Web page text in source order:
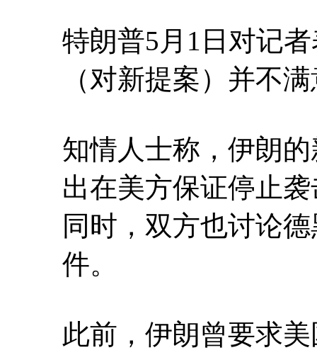
特朗普5月1日对记
（对新提案）并不
知情人士称，伊朗
出在美方保证停止
同时，双方也讨论
件。
此前，伊朗曾要求